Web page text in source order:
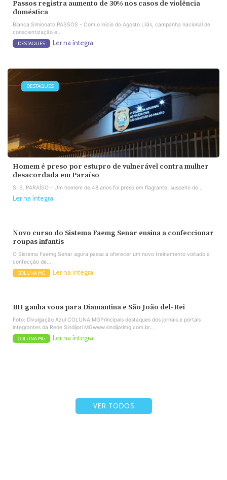
Passos registra aumento de 30% nos casos de violência
doméstica
Bianca Simionato PASSOS - Com o início do Agosto Lilás, campanha nacional de
conscientização e...
DESTAQUES Ler na íntegra
DESTAQUES
Homem é preso por estupro de vulnerável contra mulher
desacordada em Paraíso
S. S. PARAÍSO - Um homem de 48 anos foi preso em flagrante, suspeito de...
Ler na íntegra
Novo curso do Sistema Faemg Senar ensina a confeccionar
roupas infantis
O Sistema Faemg Senar agora passa a oferecer um novo treinamento voltado à
confecção de...
COLUNA MG Ler na íntegra
BH ganha voos para Diamantina e São João del-Rei
Foto: Divulgação Azul COLUNA MGPrincipais destaques dos jornais e portais
integrantes da Rede Sindijori MGwww.sindijorimg.com.br...
COLUNA MG Ler na íntegra
VER TODOS